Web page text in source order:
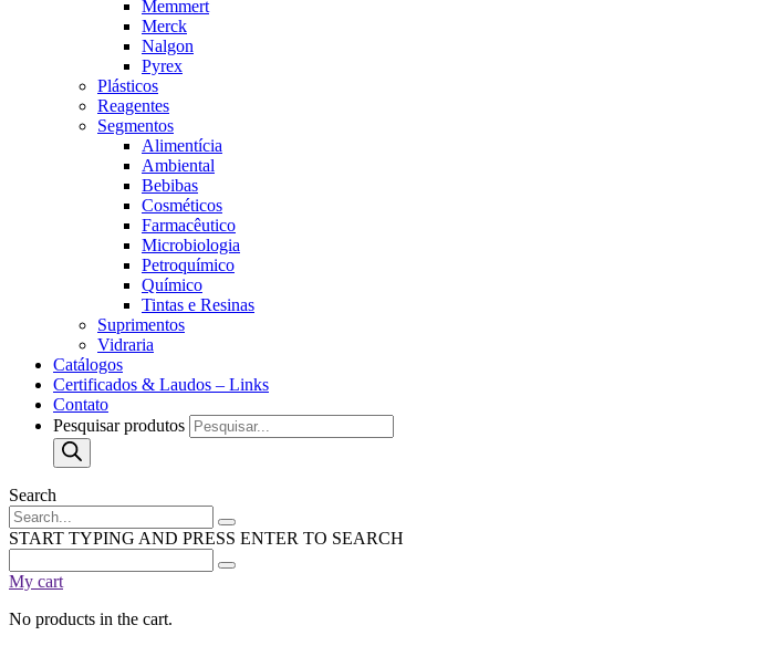
Memmert
Merck
Nalgon
Pyrex
Plásticos
Reagentes
Segmentos
Alimentícia
Ambiental
Bebibas
Cosméticos
Farmacêutico
Microbiologia
Petroquímico
Químico
Tintas e Resinas
Suprimentos
Vidraria
Catálogos
Certificados & Laudos – Links
Contato
Pesquisar produtos
Search
START TYPING AND PRESS ENTER TO SEARCH
My cart
No products in the cart.